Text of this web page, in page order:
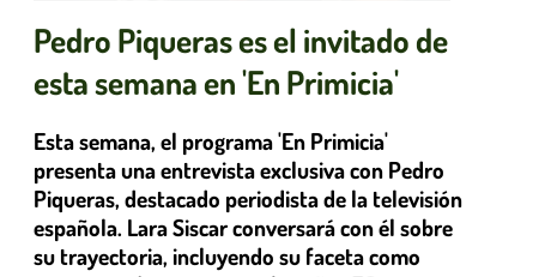
Pedro Piqueras es el invitado de
esta semana en 'En Primicia'
Esta semana, el programa 'En Primicia'
presenta una entrevista exclusiva con Pedro
Piqueras, destacado periodista de la televisión
española. Lara Siscar conversará con él sobre
su trayectoria, incluyendo su faceta como